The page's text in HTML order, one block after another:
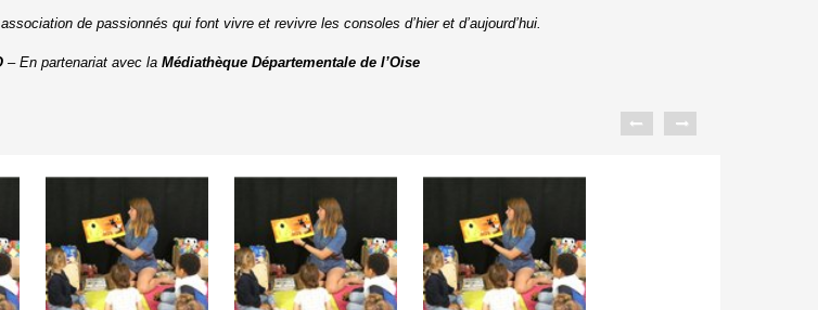
de passionnés qui font vivre et revivre les consoles d’hier et d’aujourd’hui.
– En partenariat avec la Médiathèque Départementale de l’Oise